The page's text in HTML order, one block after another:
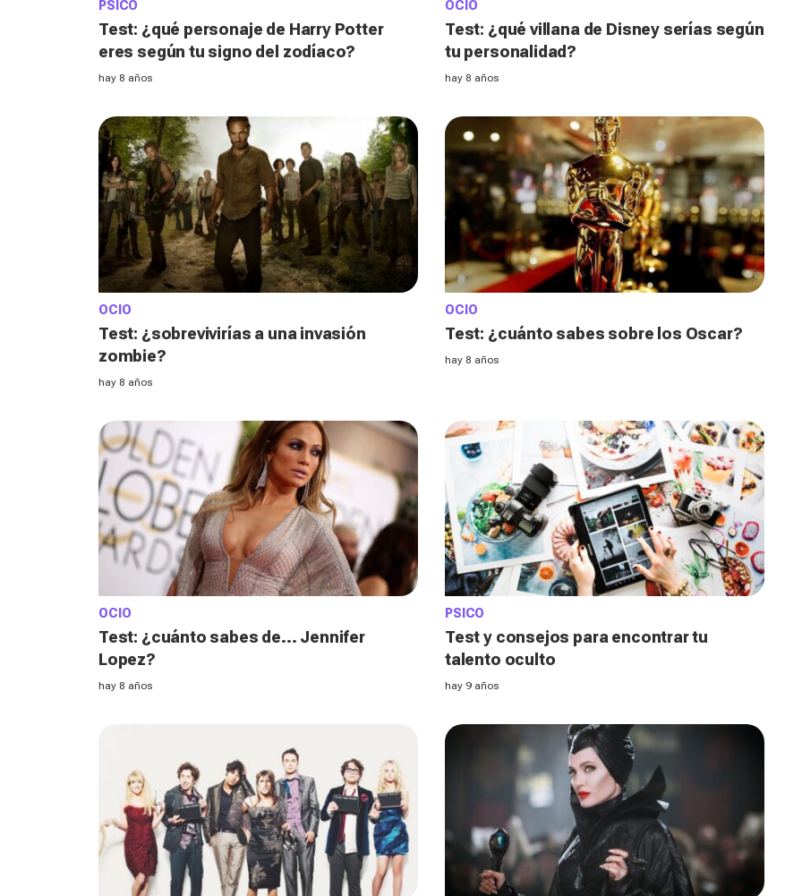
PSICO
Test: ¿qué personaje de Harry Potter
eres según tu signo del zodíaco?
hay 8 años
OCIO
Test: ¿qué villana de Disney serías según
tu personalidad?
hay 8 años
OCIO
Test: ¿sobrevivirías a una invasión
zombie?
hay 8 años
OCIO
Test: ¿cuánto sabes sobre los Oscar?
hay 8 años
OCIO
Test: ¿cuánto sabes de... Jennifer
Lopez?
hay 8 años
PSICO
Test y consejos para encontrar tu
talento oculto
hay 9 años